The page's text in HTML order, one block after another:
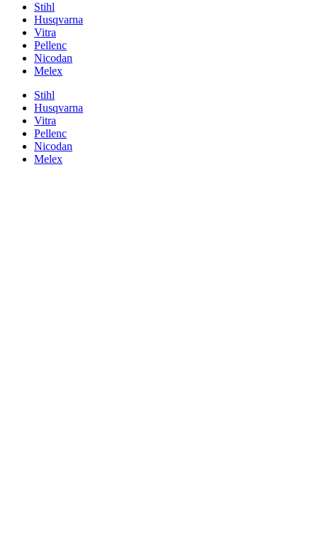
Stihl
Husqvarna
Vitra
Pellenc
Nicodan
Melex
Stihl
Husqvarna
Vitra
Pellenc
Nicodan
Melex